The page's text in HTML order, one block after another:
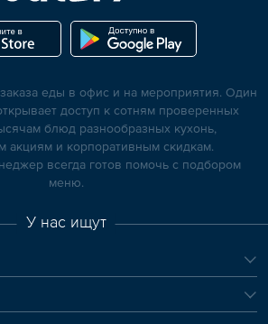
еды в офис и на мероприятия. Один
доступ к сотням проверенных
блюд разнообразных кухонь,
акциям и корпоративным скидкам.
всегда готов помочь с подбором
меню.
У нас ищут